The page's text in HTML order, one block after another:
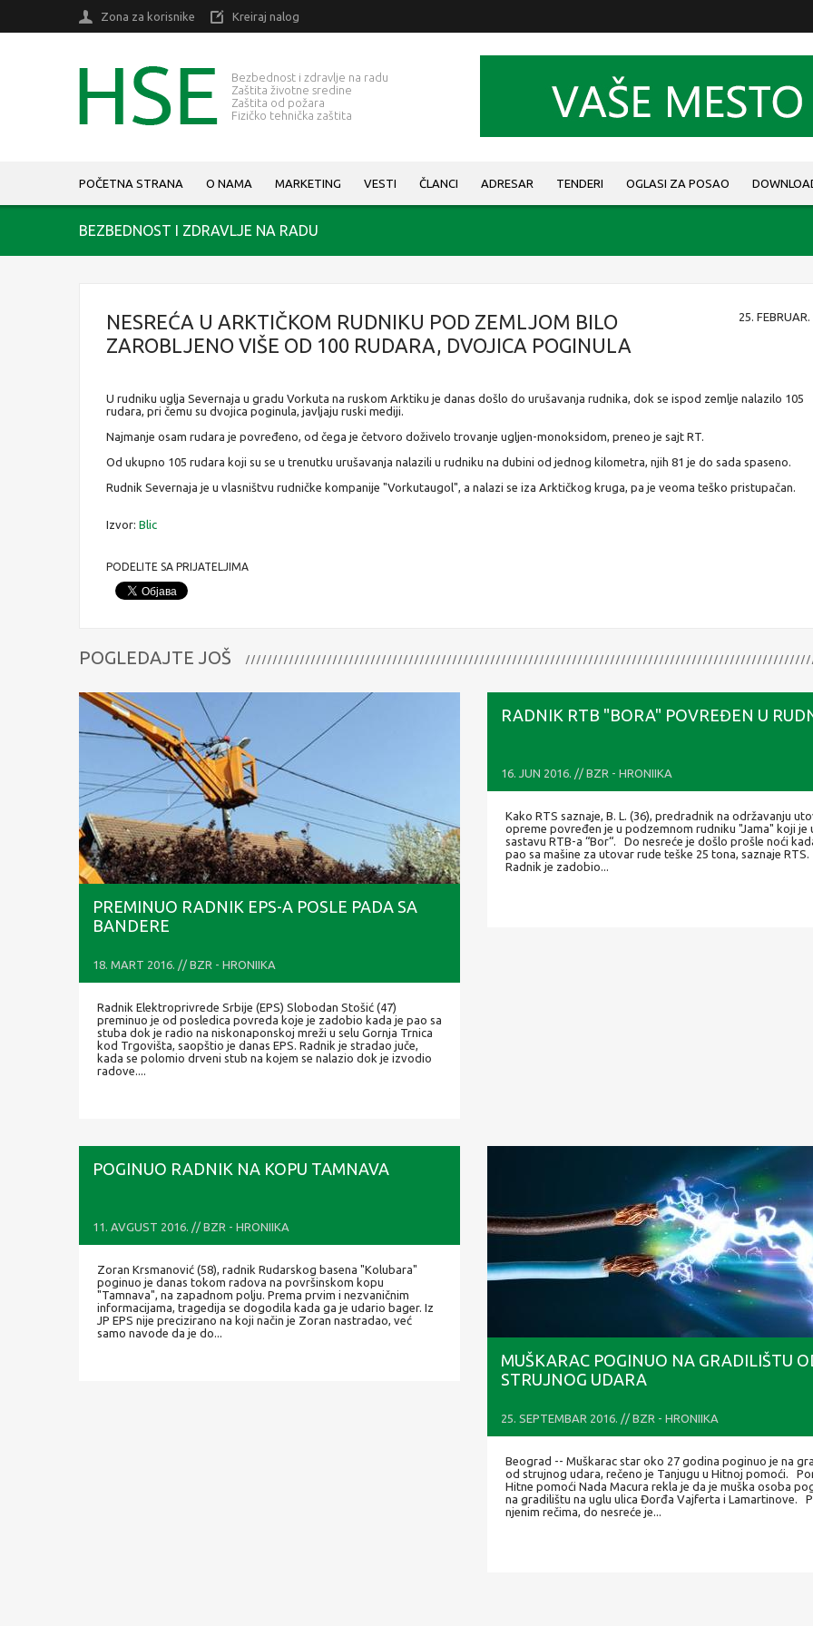
Zona za korisnike Kreiraj nalog
Bezbednost i zdravlje na radu
Zaštita životne sredine
Zaštita od požara
Fizičko tehnička zaštita
POČETNA STRANA O NAMA MARKETING VESTI ČLANCI ADRESAR TENDERI OGLASI ZA POSAO
BEZBEDNOST I ZDRAVLJE NA RADU
NESREĆA U ARKTIČKOM RUDNIKU POD ZEMLJOM BILO
ZAROBLJENO VIŠE OD 100 RUDARA, DVOJICA POGINULA
25.
U rudniku uglja Severnaja u gradu Vorkuta na ruskom Arktiku je danas došlo do urušavanja rudnika, dok se ispod zemlje nalazilo 105
rudara, pri čemu su dvojica poginula, javljaju ruski mediji.
Najmanje osam rudara je povređeno, od čega je četvoro doživelo trovanje ugljen-monoksidom, preneo je sajt RT.
Od ukupno 105 rudara koji su se u trenutku urušavanja nalazili u rudniku na dubini od jednog kilometra, njih 81 je do sada spaseno.
Rudnik Severnaja je u vlasništvu rudničke kompanije "Vorkutaugol", a nalazi se iza Arktičkog kruga, pa je veoma teško pristupačan.
Izvor: Blic
PODELITE SA PRIJATELJIMA
POGLEDAJTE JOŠ
PREMINUO RADNIK EPS-A POSLE PADA SA
BANDERE
18. MART 2016. // BZR - HRONIIKA
Radnik Elektroprivrede Srbije (EPS) Slobodan Stošić (47)
preminuo je od posledica povreda koje je zadobio kada je pao sa
stuba dok je radio na niskonaponskoj mreži u selu Gornja Trnica
kod Trgovišta, saopštio je danas EPS. Radnik je stradao juče,
kada se polomio drveni stub na kojem se nalazio dok je izvodio
radove....
RADNIK RTB "BORA" POVREĐEN U
16. JUN 2016. // BZR - HRONIIKA
Kako RTS saznaje, B. L. (36), predradnik na održavanju
opreme povređen je u podzemnom rudniku "Jama" koji je
sastavu RTB-a “Bor“. Do nesreće je došlo prošle noći
pao sa mašine za utovar rude teške 25 tona, saznaje
Radnik je zadobio...
POGINUO RADNIK NA KOPU TAMNAVA
11. AVGUST 2016. // BZR - HRONIIKA
Zoran Krsmanović (58), radnik Rudarskog basena "Kolubara"
poginuo je danas tokom radova na površinskom kopu
"Tamnava", na zapadnom polju. Prema prvim i nezvaničnim
informacijama, tragedija se dogodila kada ga je udario bager. Iz
JP EPS nije precizirano na koji način je Zoran nastradao, već
samo navode da je do...
MUŠKARAC POGINUO NA GRADILIŠTU
STRUJNOG UDARA
25. SEPTEMBAR 2016. // BZR - HRONIIKA
Beograd -- Muškarac star oko 27 godina poginuo je na
od strujnog udara, rečeno je Tanjugu u Hitnoj pomoći.
Hitne pomoći Nada Macura rekla je da je muška osoba
na gradilištu na uglu ulica Đorđa Vajferta i Lamartinove.
njenim rečima, do nesreće je...